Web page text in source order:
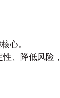
心。
、降低风险，